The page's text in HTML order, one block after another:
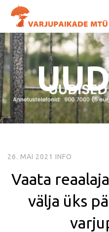
26. MAI 2021 INFO
Vaata
välja üks